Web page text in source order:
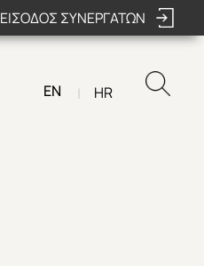
ΕΙΣΟΔΟΣ ΣΥΝΕΡΓΑΤΩΝ
EN | HR